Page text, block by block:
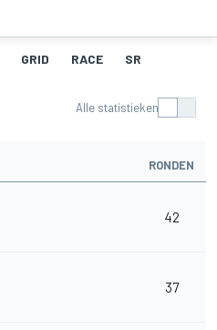
GRID RACE SR
Alle statistieken
RONDEN
42
37